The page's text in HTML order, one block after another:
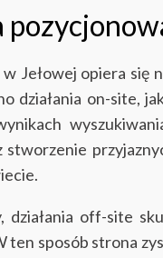
w Jełowej opiera
działania on-site,
stworzenie
działania off-site
ten sposób strona